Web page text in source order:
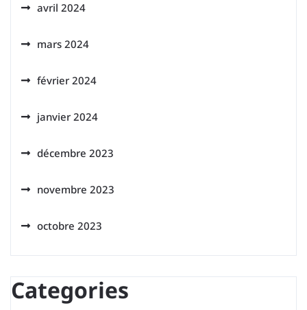
avril 2024
mars 2024
février 2024
janvier 2024
décembre 2023
novembre 2023
octobre 2023
Categories